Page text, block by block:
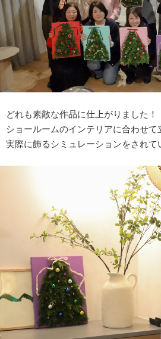
どれも素敵な作品に仕上がりました！
ショールームのインテリアに合わせて
実際に飾るシミュレーションをされて